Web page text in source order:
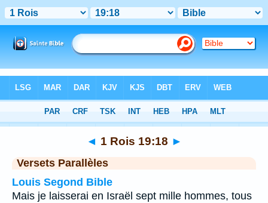
Chapitre 19> Verset 18
◄ 1 Rois 19:18 ►
Versets Parallèles
Louis Segond Bible
Mais je laisserai en Israël sept mille hommes, tous